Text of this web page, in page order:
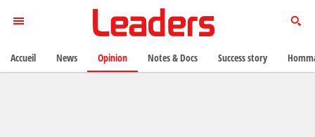
Accueil News Opinion Notes & Docs Success story